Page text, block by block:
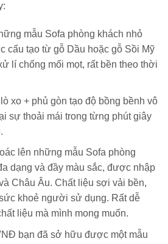
mẫu Sofa phòng khách nhỏ
cấu tạo từ gỗ Dầu hoặc gỗ Sồi Mỹ
lí chống mối mọt, rất bền theo thời
xo + phủ gòn tạo độ bồng bềnh vô
sự thoải mái trong từng phút giây
lên những mẫu Sofa phòng
dạng và đầy màu sắc, được nhập
Châu Âu. Chất liệu sợi vải bền,
khoẻ người sử dụng. Rất dễ
liệu mà mình mong muốn.
bạn đã sở hữu được một mẫu